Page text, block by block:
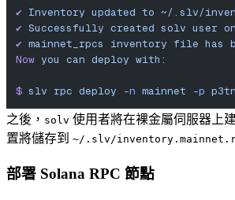
✔ Inventory updated to ~/.slv/
✔ Successfully created solv user on
✔︎ mainnet_rpcs inventory file has
Now you can deploy with:
$ slv rpc deploy -n mainnet -p
之後， solv 使用者將在裸金屬伺服器上
置將儲存到 ~/.slv/
部署 Solana RPC 節點